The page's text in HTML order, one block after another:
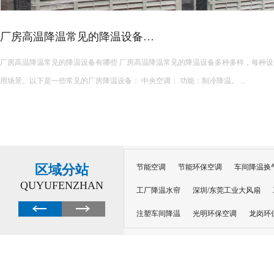
厂房高温降温常见的降温设备…
厂房高温降温常见的降温设备有哪些 厂房高温降温常见的降温设备多种多样，每种设备都有其独特的功能和适
用场景。以下是一些常见的厂房降温设备： 中央空调： 功能：制冷降温。 ...
区域分站
QUYUFENZHAN
节能空调 节能环保空调 车间降温换
工厂降温水帘 深圳/东莞工业大风扇
注塑车间降温 光明环保空调 龙岗环